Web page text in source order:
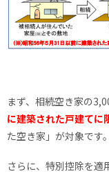
まず、相続空き家の
に建築された戸建てに
た空き家」が対象です。
さらに、特別控除を適